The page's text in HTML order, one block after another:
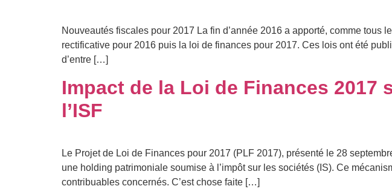
Nouveautés fiscales pour 2017 La fin d’année 2016 a apporté, comme
rectificative pour 2016 puis la loi de finances pour 2017. Ces lois ont été
d’entre […]
Impact de la Loi de Finances
l’ISF
Le Projet de Loi de Finances pour 2017 (PLF 2017), présenté le 28
une holding patrimoniale soumise à l’impôt sur les sociétés (IS). Ce
contribuables concernés. C’est chose faite […]